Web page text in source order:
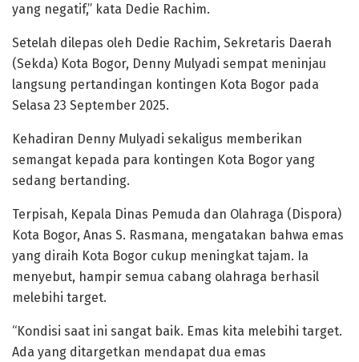
yang negatif,” kata Dedie Rachim.
Setelah dilepas oleh Dedie Rachim, Sekretaris Daerah
(Sekda) Kota Bogor, Denny Mulyadi sempat meninjau
langsung pertandingan kontingen Kota Bogor pada
Selasa 23 September 2025.
Kehadiran Denny Mulyadi sekaligus memberikan
semangat kepada para kontingen Kota Bogor yang
sedang bertanding.
Terpisah, Kepala Dinas Pemuda dan Olahraga (Dispora)
Kota Bogor, Anas S. Rasmana, mengatakan bahwa emas
yang diraih Kota Bogor cukup meningkat tajam. Ia
menyebut, hampir semua cabang olahraga berhasil
melebihi target.
“Kondisi saat ini sangat baik. Emas kita melebihi target.
Ada yang ditargetkan mendapat dua emas